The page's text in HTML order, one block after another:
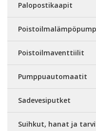
Palopostikaapit
Poistoilmaventtiilit
Pumppuautomaatit
Sadevesiputket
Suihkut, hanat ja